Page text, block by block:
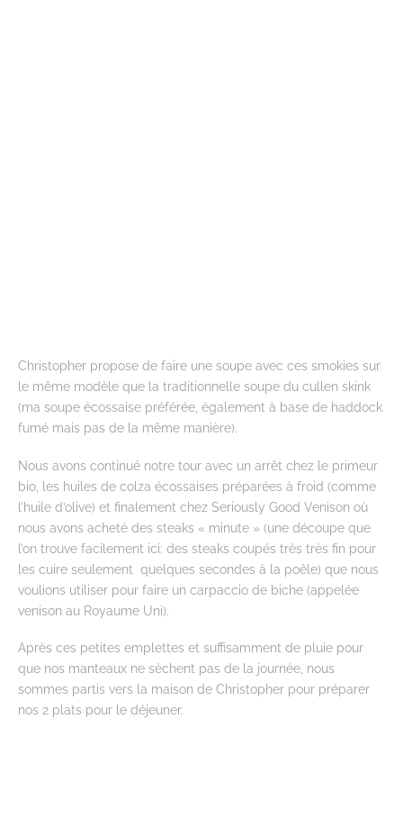
Christopher propose de faire une soupe avec ces smokies sur
le même modèle que la traditionnelle soupe du cullen skink
(ma soupe écossaise préférée, également à base de haddock
fumé mais pas de la même manière).
Nous avons continué notre tour avec un arrêt chez le primeur
bio, les huiles de colza écossaises préparées à froid (comme
l’huile d’olive) et finalement chez Seriously Good Venison où
nous avons acheté des steaks « minute » (une découpe que
l’on trouve facilement ici: des steaks coupés très très fin pour
les cuire seulement quelques secondes à la poêle) que nous
voulions utiliser pour faire un carpaccio de biche (appelée
venison au Royaume Uni).
Après ces petites emplettes et suffisamment de pluie pour
que nos manteaux ne sèchent pas de la journée, nous
sommes partis vers la maison de Christopher pour préparer
nos 2 plats pour le déjeuner.